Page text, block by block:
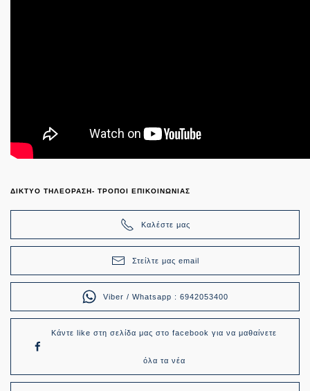
ΔΙΚΤΥΟ ΤΗΛΕΟΡΑΣΗ- ΤΡΟΠΟΙ ΕΠΙΚΟΙΝΩΝΙΑΣ
Καλέστε μας
Στείλτε μας email
Viber / Whatsapp : 6942053400
Κάντε like στη σελίδα μας στο facebook για να μαθαίνετε
όλα τα νέα